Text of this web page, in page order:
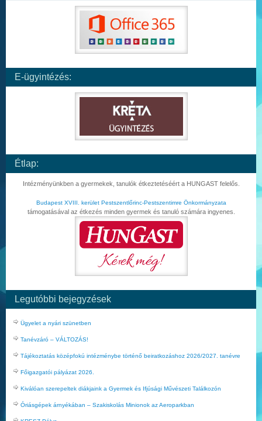
E-ügyintézés:
Étlap:
Intézményünkben a gyermekek, tanulók étkeztetéséért a HUNGAST felelős.
Budapest XVIII. kerület Pestszentlőrinc-Pestszentimre Önkormányzata
támogatásával az étkezés minden gyermek és tanuló számára ingyenes.
Legutóbbi bejegyzések
Ügyelet a nyári szünetben
Tanévzáró – VÁLTOZÁS!
Tájékoztatás középfokú intézménybe történő beiratkozáshoz 2026/2027. tanévre
Főigazgatói pályázat 2026.
Kiválóan szerepeltek diákjaink a Gyermek és Ifjúsági Művészeti Találkozón
Óriásgépek árnyékában – Szakiskolás Minionok az Aeroparkban